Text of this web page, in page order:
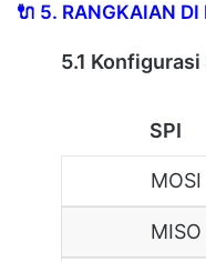
🔌 5. RANGKAIAN DI
5.1 Konfigurasi
SPI
MOSI
MISO